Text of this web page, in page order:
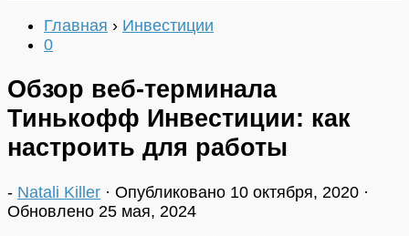
Главная › Инвестиции
0
Обзор веб-терминала
Тинькофф Инвестиции: как
настроить для работы
- Natali Killer · Опубликовано 10 октября, 2020 ·
Обновлено 25 мая, 2024